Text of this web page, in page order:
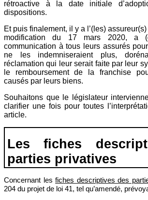
rétroactive à la date initiale
dispositions.
Et puis finalement, il y a l’(les)
modification du 17 mars 2020, a
communication à tous leurs assurés
ne les indemniseraient plus,
réclamation qui leur serait faite par leur
le remboursement de la franchise
causés par leurs biens.
Souhaitons que le législateur
clarifier une fois pour toutes
article.
Les fiches
parties privatives
Concernant lesfiches descriptives des
204 du projet de loi 41, tel qu’amendé,